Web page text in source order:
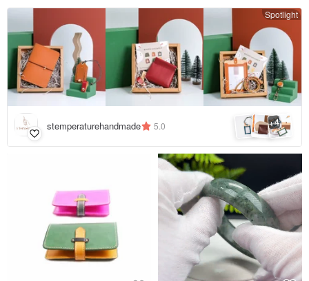
Spotlight
stemperaturehandmade 5.0 +4